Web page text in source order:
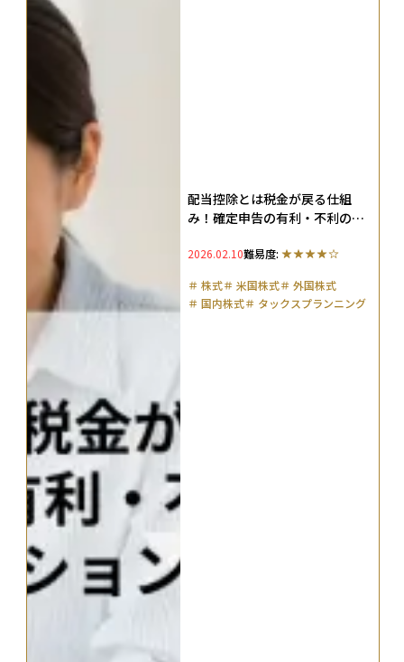
配当控除とは税金が戻る仕組
み！確定申告の有利・不利の基
説
2026.02.10難易度:
＃ 株式＃ 米国株式＃ 外国株式
＃ 国内株式＃ タックスプランニング